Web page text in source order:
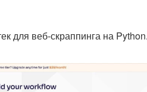
для веб-скраппинга на